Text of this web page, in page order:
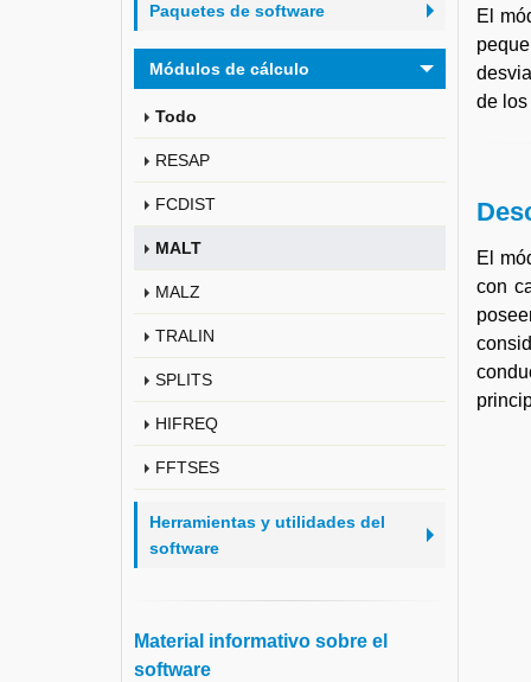
Paquetes de software
Módulos de cálculo
Todo
RESAP
FCDIST
MALT
MALZ
TRALIN
SPLITS
HIFREQ
FFTSES
Herramientas y utilidades del
software
Material informativo sobre el
software
El
de
El
con